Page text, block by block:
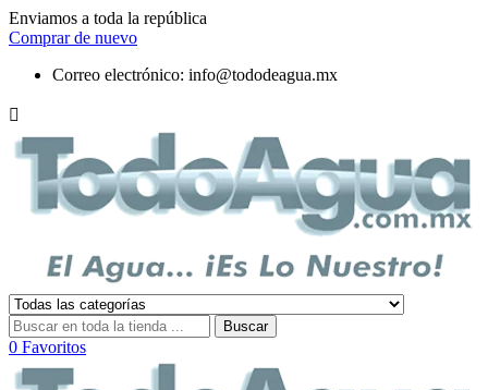
Enviamos a toda la república
Comprar de nuevo
Correo electrónico: info@tododeagua.mx

Buscar
0 Favoritos